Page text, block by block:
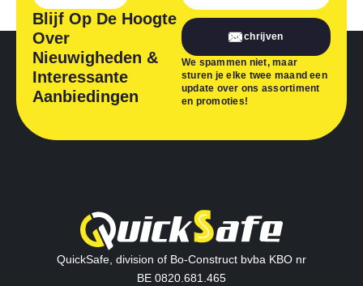
Blijf Op De Hoogte
Over
Nieuwigheden &
Interessante
Aanbiedingen
Inschrijven
We spammen niet, maar
sturen je elke twee maand een
update over ons assortiment
en promoties!
QuickSafe, division of Bo-Construct bvba KBO nr
BE 0820.681.465